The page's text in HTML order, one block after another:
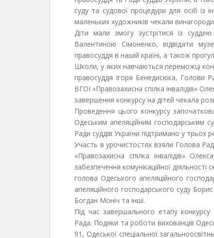
суду та судової процедури для осіб із
маленьких художників чекали
Діти мали змогу зустрітися із
Валентиною Сімоненко, відвідати
правосуддя в нашій країні, а також
Школи, у яких навчаються переможці
правосуддя Ігоря Бенедисюка, Голови
ВГОІ «Правозахисна спілка інвалідів»
завершення конкурсу на дітей чекала
Проведення цього конкурсу
Одеським апеляційним господарським
Ради суддів України підтримано у трьох
Участь в урочистостях взяли Голова
«Правозахисна спілка інвалідів»
забезпечення комунікаційної
голова Одеського апеляційного
апеляційного господарського суду
Богдан Моніч та інші.
Під час завершального етапу
Рада. Подяки та роботи вихованців
91, Одеської спеціальної